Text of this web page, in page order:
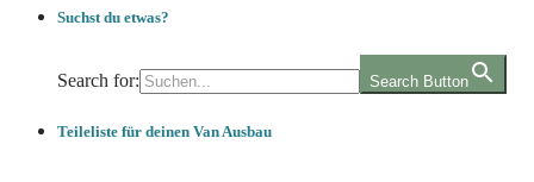
Suchst du etwas?
Search for: Search Button
Teileliste für deinen Van Ausbau